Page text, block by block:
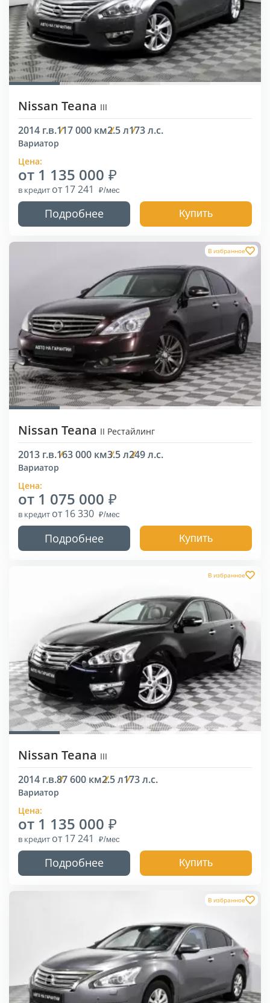
Nissan Teana III
2014 г.в.117 000 км2.5 л173 л.с.
Вариатор
Цена:
от 1 135 000
в кредит от 17 241
Подробнее Купить
В избранное
Nissan Teana II Рестайлинг
2013 г.в.163 000 км3.5 л249 л.с.
Вариатор
Цена:
от 1 075 000
в кредит от 16 330
Подробнее Купить
В избранное
Nissan Teana III
2014 г.в.87 600 км2.5 л173 л.с.
Вариатор
Цена:
от 1 135 000
в кредит от 17 241
Подробнее Купить
В избранное